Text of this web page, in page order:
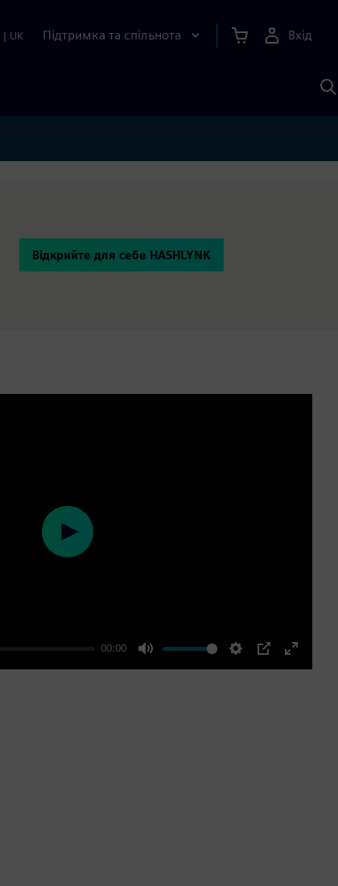
| UK Підтримка та спільнота Вхід
Відкрийте для себе HASHLYNK
00:00
Mute Settings
PIP
Enter
Play